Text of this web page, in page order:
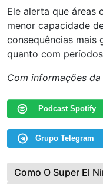
Ele alerta que áreas
menor capacidade
consequências mais
quanto com
Com informações da
Podcast Spotify
Grupo Telegram
Como O Super El